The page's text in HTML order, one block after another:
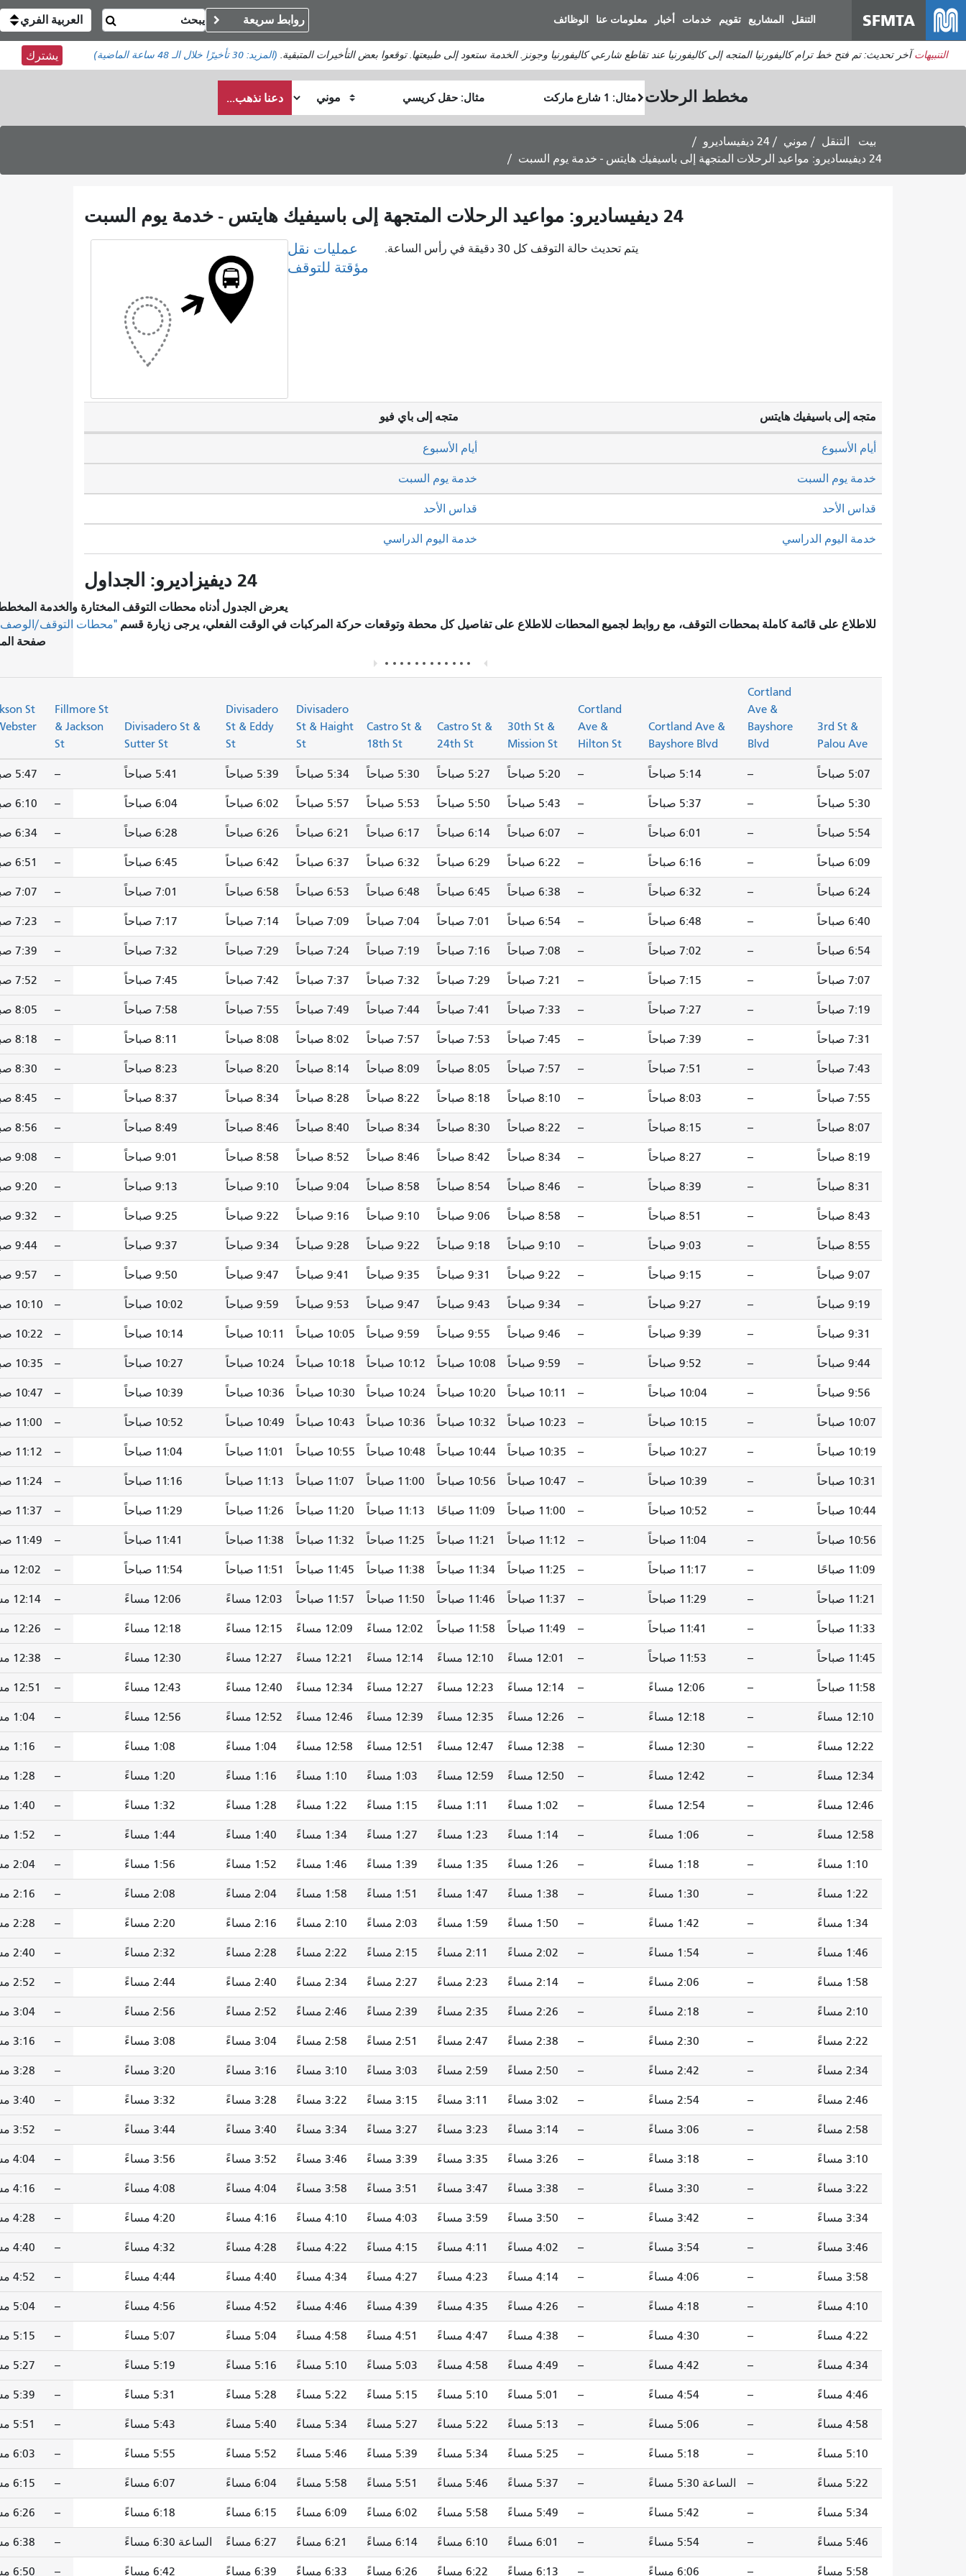
المحتوى
الرئيسي
SFMTA التنقل المشاريع تقويم خدمات أخبار معلومات عنا الوظائف روابط سريعة العربية الفري
التنبيهات آخر تحديث: تم فتح خط ترام كاليفورنيا المتجه إلى كاليفورنيا عند تقاطع شارعي كاليفورنيا وجونز. الخدمة ستعود إلى طبيعتها. توقعوا بعض التأخيرات المتبقية. (المزيد:30 تأخيرًا خلال الـ 48 ساعة الماضية) يشترك
مخطط الرحلات
البداية
النهاية
كيف
أرغب
دعنا نذهب...
بيت التنقل موني
24 ديفيساديرو
24 ديفيساديرو: مواعيد الرحلات المتجهة إلى باسيفيك هايتس - خدمة يوم السبت
24 ديفيساديرو: مواعيد الرحلات المتجهة إلى باسيفيك هايتس - خدمة يوم السبت
عمليات نقل
مؤقتة للتوقف
يتم تحديث حالة التوقف كل 30 دقيقة في رأس الساعة.
متجه إلى باسيفيك هايتس متجه إلى باي فيو
خدمة يوم السبت خدمة يوم السبت
قداس الأحد قداس الأحد
أيام الأسبوع أيام الأسبوع
خدمة اليوم الدراسي خدمة اليوم الدراسي
24 ديفيزاديرو: الجداول
يعرض الجدول أدناه محطات التوقف المختارة والخدمة
للاطلاع على قائمة كاملة بمحطات التوقف، مع روابط لجميع المحطات للاطلاع على تفاصيل كل محطة وتوقعات حركة المركبات في الوقت الفعلي، يرجى زيارة قسم "محطات التوقف/
صفحة
3rd St &
Palou Ave
Cortland
Ave &
Bayshore
Blvd
Cortland Ave &
Bayshore Blvd
Cortland
Ave &
Hilton St
30th St &
Mission St
Castro St &
24th St
Castro St &
18th St
Divisadero
St & Haight
St
Divisadero
St & Eddy
St
Divisadero St &
Sutter St
Fillmore St
& Jackson
St
St
5:07 صباحاً -- 5:14 صباحاً -- 5:20 صباحاً 5:27 صباحاً 5:30 صباحاً 5:34 صباحاً 5:39 صباحاً 5:41 صباحاً -- 5:47 صباحاً
5:30 صباحاً -- 5:37 صباحاً -- 5:43 صباحاً 5:50 صباحاً 5:53 صباحاً 5:57 صباحاً 6:02 صباحاً 6:04 صباحاً -- 6:10 صباحاً
5:54 صباحاً -- 6:01 صباحاً -- 6:07 صباحاً 6:14 صباحاً 6:17 صباحاً 6:21 صباحاً 6:26 صباحاً 6:28 صباحاً -- 6:34 صباحاً
6:09 صباحاً -- 6:16 صباحاً -- 6:22 صباحاً 6:29 صباحاً 6:32 صباحاً 6:37 صباحاً 6:42 صباحاً 6:45 صباحاً -- 6:51 صباحاً
6:24 صباحاً -- 6:32 صباحاً -- 6:38 صباحاً 6:45 صباحاً 6:48 صباحاً 6:53 صباحاً 6:58 صباحاً 7:01 صباحاً -- 7:07 صباحاً
6:40 صباحاً -- 6:48 صباحاً -- 6:54 صباحاً 7:01 صباحاً 7:04 صباحاً 7:09 صباحاً 7:14 صباحاً 7:17 صباحاً -- 7:23 صباحاً
6:54 صباحاً -- 7:02 صباحاً -- 7:08 صباحاً 7:16 صباحاً 7:19 صباحاً 7:24 صباحاً 7:29 صباحاً 7:32 صباحاً -- 7:39 صباحاً
7:07 صباحاً -- 7:15 صباحاً -- 7:21 صباحاً 7:29 صباحاً 7:32 صباحاً 7:37 صباحاً 7:42 صباحاً 7:45 صباحاً -- 7:52 صباحاً
7:19 صباحاً -- 7:27 صباحاً -- 7:33 صباحاً 7:41 صباحاً 7:44 صباحاً 7:49 صباحاً 7:55 صباحاً 7:58 صباحاً -- 8:05 صباحاً
7:31 صباحاً -- 7:39 صباحاً -- 7:45 صباحاً 7:53 صباحاً 7:57 صباحاً 8:02 صباحاً 8:08 صباحاً 8:11 صباحاً -- 8:18 صباحاً
7:43 صباحاً -- 7:51 صباحاً -- 7:57 صباحاً 8:05 صباحاً 8:09 صباحاً 8:14 صباحاً 8:20 صباحاً 8:23 صباحاً -- 8:30 صباحاً
7:55 صباحاً -- 8:03 صباحاً -- 8:10 صباحاً 8:18 صباحاً 8:22 صباحاً 8:28 صباحاً 8:34 صباحاً 8:37 صباحاً -- 8:45 صباحاً
8:07 صباحاً -- 8:15 صباحاً -- 8:22 صباحاً 8:30 صباحاً 8:34 صباحاً 8:40 صباحاً 8:46 صباحاً 8:49 صباحاً -- 8:56 صباحاً
8:19 صباحاً -- 8:27 صباحاً -- 8:34 صباحاً 8:42 صباحاً 8:46 صباحاً 8:52 صباحاً 8:58 صباحاً 9:01 صباحاً -- 9:08 صباحاً
8:31 صباحاً -- 8:39 صباحاً -- 8:46 صباحاً 8:54 صباحاً 8:58 صباحاً 9:04 صباحاً 9:10 صباحاً 9:13 صباحاً -- 9:20 صباحاً
8:43 صباحاً -- 8:51 صباحاً -- 8:58 صباحاً 9:06 صباحاً 9:10 صباحاً 9:16 صباحاً 9:22 صباحاً 9:25 صباحاً -- 9:32 صباحاً
8:55 صباحاً -- 9:03 صباحاً -- 9:10 صباحاً 9:18 صباحاً 9:22 صباحاً 9:28 صباحاً 9:34 صباحاً 9:37 صباحاً -- 9:44 صباحاً
9:07 صباحاً -- 9:15 صباحاً -- 9:22 صباحاً 9:31 صباحاً 9:35 صباحاً 9:41 صباحاً 9:47 صباحاً 9:50 صباحاً -- 9:57 صباحاً
9:19 صباحاً -- 9:27 صباحاً -- 9:34 صباحاً 9:43 صباحاً 9:47 صباحاً 9:53 صباحاً 9:59 صباحاً 10:02 صباحاً -- 10:10 صباحاً
9:31 صباحاً -- 9:39 صباحاً -- 9:46 صباحاً 9:55 صباحاً 9:59 صباحاً 10:05 صباحاً 10:11 صباحاً 10:14 صباحاً -- 10:22 صباحاً
9:44 صباحاً -- 9:52 صباحاً -- 9:59 صباحاً 10:08 صباحاً 10:12 صباحاً 10:18 صباحاً 10:24 صباحاً 10:27 صباحاً -- 10:35 صباحاً
9:56 صباحاً -- 10:04 صباحاً -- 10:11 صباحاً 10:20 صباحاً 10:24 صباحاً 10:30 صباحاً 10:36 صباحاً 10:39 صباحاً -- 10:47 صباحاً
10:07 صباحاً -- 10:15 صباحاً -- 10:23 صباحاً 10:32 صباحاً 10:36 صباحاً 10:43 صباحاً 10:49 صباحاً 10:52 صباحاً -- 11:00 صباحاً
10:19 صباحاً -- 10:27 صباحاً -- 10:35 صباحاً 10:44 صباحاً 10:48 صباحاً 10:55 صباحاً 11:01 صباحاً 11:04 صباحاً -- 11:12 صباحاً
10:31 صباحاً -- 10:39 صباحاً -- 10:47 صباحاً 10:56 صباحاً 11:00 صباحاً 11:07 صباحاً 11:13 صباحاً 11:16 صباحاً -- 11:24 صباحاً
10:44 صباحاً -- 10:52 صباحاً -- 11:00 صباحاً 11:09 صباحًا 11:13 صباحاً 11:20 صباحاً 11:26 صباحاً 11:29 صباحاً -- 11:37 صباحاً
10:56 صباحاً -- 11:04 صباحاً -- 11:12 صباحاً 11:21 صباحاً 11:25 صباحاً 11:32 صباحاً 11:38 صباحاً 11:41 صباحاً -- 11:49 صباحاً
11:09 صباحًا -- 11:17 صباحاً -- 11:25 صباحاً 11:34 صباحاً 11:38 صباحاً 11:45 صباحاً 11:51 صباحاً 11:54 صباحاً -- 12:02 مساءً
11:21 صباحاً -- 11:29 صباحاً -- 11:37 صباحاً 11:46 صباحاً 11:50 صباحاً 11:57 صباحاً 12:03 مساءً 12:06 مساءً -- 12:14 مساءً
11:33 صباحاً -- 11:41 صباحاً -- 11:49 صباحاً 11:58 صباحاً 12:02 مساءً 12:09 مساءً 12:15 مساءً 12:18 مساءً -- 12:26 مساءً
11:45 صباحاً -- 11:53 صباحاً -- 12:01 مساءً 12:10 مساءً 12:14 مساءً 12:21 مساءً 12:27 مساءً 12:30 مساءً -- 12:38 مساءً
11:58 صباحاً -- 12:06 مساءً -- 12:14 مساءً 12:23 مساءً 12:27 مساءً 12:34 مساءً 12:40 مساءً 12:43 مساءً -- 12:51 مساءً
12:10 مساءً -- 12:18 مساءً -- 12:26 مساءً 12:35 مساءً 12:39 مساءً 12:46 مساءً 12:52 مساءً 12:56 مساءً -- 1:04 مساءً
12:22 مساءً -- 12:30 مساءً -- 12:38 مساءً 12:47 مساءً 12:51 مساءً 12:58 مساءً 1:04 مساءً 1:08 مساءً -- 1:16 مساءً
12:34 مساءً -- 12:42 مساءً -- 12:50 مساءً 12:59 مساءً 1:03 مساءً 1:10 مساءً 1:16 مساءً 1:20 مساءً -- 1:28 مساءً
12:46 مساءً -- 12:54 مساءً -- 1:02 مساءً 1:11 مساءً 1:15 مساءً 1:22 مساءً 1:28 مساءً 1:32 مساءً -- 1:40 مساءً
12:58 مساءً -- 1:06 مساءً -- 1:14 مساءً 1:23 مساءً 1:27 مساءً 1:34 مساءً 1:40 مساءً 1:44 مساءً -- 1:52 مساءً
1:10 مساءً -- 1:18 مساءً -- 1:26 مساءً 1:35 مساءً 1:39 مساءً 1:46 مساءً 1:52 مساءً 1:56 مساءً -- 2:04 مساءً
1:22 مساءً -- 1:30 مساءً -- 1:38 مساءً 1:47 مساءً 1:51 مساءً 1:58 مساءً 2:04 مساءً 2:08 مساءً -- 2:16 مساءً
1:34 مساءً -- 1:42 مساءً -- 1:50 مساءً 1:59 مساءً 2:03 مساءً 2:10 مساءً 2:16 مساءً 2:20 مساءً -- 2:28 مساءً
1:46 مساءً -- 1:54 مساءً -- 2:02 مساءً 2:11 مساءً 2:15 مساءً 2:22 مساءً 2:28 مساءً 2:32 مساءً -- 2:40 مساءً
1:58 مساءً -- 2:06 مساءً -- 2:14 مساءً 2:23 مساءً 2:27 مساءً 2:34 مساءً 2:40 مساءً 2:44 مساءً -- 2:52 مساءً
2:10 مساءً -- 2:18 مساءً -- 2:26 مساءً 2:35 مساءً 2:39 مساءً 2:46 مساءً 2:52 مساءً 2:56 مساءً -- 3:04 مساءً
2:22 مساءً -- 2:30 مساءً -- 2:38 مساءً 2:47 مساءً 2:51 مساءً 2:58 مساءً 3:04 مساءً 3:08 مساءً -- 3:16 مساءً
2:34 مساءً -- 2:42 مساءً -- 2:50 مساءً 2:59 مساءً 3:03 مساءً 3:10 مساءً 3:16 مساءً 3:20 مساءً -- 3:28 مساءً
2:46 مساءً -- 2:54 مساءً -- 3:02 مساءً 3:11 مساءً 3:15 مساءً 3:22 مساءً 3:28 مساءً 3:32 مساءً -- 3:40 مساءً
2:58 مساءً -- 3:06 مساءً -- 3:14 مساءً 3:23 مساءً 3:27 مساءً 3:34 مساءً 3:40 مساءً 3:44 مساءً -- 3:52 مساءً
3:10 مساءً -- 3:18 مساءً -- 3:26 مساءً 3:35 مساءً 3:39 مساءً 3:46 مساءً 3:52 مساءً 3:56 مساءً -- 4:04 مساءً
3:22 مساءً -- 3:30 مساءً -- 3:38 مساءً 3:47 مساءً 3:51 مساءً 3:58 مساءً 4:04 مساءً 4:08 مساءً -- 4:16 مساءً
3:34 مساءً -- 3:42 مساءً -- 3:50 مساءً 3:59 مساءً 4:03 مساءً 4:10 مساءً 4:16 مساءً 4:20 مساءً -- 4:28 مساءً
3:46 مساءً -- 3:54 مساءً -- 4:02 مساءً 4:11 مساءً 4:15 مساءً 4:22 مساءً 4:28 مساءً 4:32 مساءً -- 4:40 مساءً
3:58 مساءً -- 4:06 مساءً -- 4:14 مساءً 4:23 مساءً 4:27 مساءً 4:34 مساءً 4:40 مساءً 4:44 مساءً -- 4:52 مساءً
4:10 مساءً -- 4:18 مساءً -- 4:26 مساءً 4:35 مساءً 4:39 مساءً 4:46 مساءً 4:52 مساءً 4:56 مساءً -- 5:04 مساءً
4:22 مساءً -- 4:30 مساءً -- 4:38 مساءً 4:47 مساءً 4:51 مساءً 4:58 مساءً 5:04 مساءً 5:07 مساءً -- 5:15 مساءً
4:34 مساءً -- 4:42 مساءً -- 4:49 مساءً 4:58 مساءً 5:03 مساءً 5:10 مساءً 5:16 مساءً 5:19 مساءً -- 5:27 مساءً
4:46 مساءً -- 4:54 مساءً -- 5:01 مساءً 5:10 مساءً 5:15 مساءً 5:22 مساءً 5:28 مساءً 5:31 مساءً -- 5:39 مساءً
4:58 مساءً -- 5:06 مساءً -- 5:13 مساءً 5:22 مساءً 5:27 مساءً 5:34 مساءً 5:40 مساءً 5:43 مساءً -- 5:51 مساءً
5:10 مساءً -- 5:18 مساءً -- 5:25 مساءً 5:34 مساءً 5:39 مساءً 5:46 مساءً 5:52 مساءً 5:55 مساءً -- 6:03 مساءً
5:22 مساءً -- الساعة 5:30 مساءً -- 5:37 مساءً 5:46 مساءً 5:51 مساءً 5:58 مساءً 6:04 مساءً 6:07 مساءً -- 6:15 مساءً
5:34 مساءً -- 5:42 مساءً -- 5:49 مساءً 5:58 مساءً 6:02 مساءً 6:09 مساءً 6:15 مساءً 6:18 مساءً -- 6:26 مساءً
5:46 مساءً -- 5:54 مساءً -- 6:01 مساءً 6:10 مساءً 6:14 مساءً 6:21 مساءً 6:27 مساءً الساعة 6:30 مساءً -- 6:38 مساءً
5:58 مساءً -- 6:06 مساءً -- 6:13 مساءً 6:22 مساءً 6:26 مساءً 6:33 مساءً 6:39 مساءً 6:42 مساءً -- 6:50 مساءً